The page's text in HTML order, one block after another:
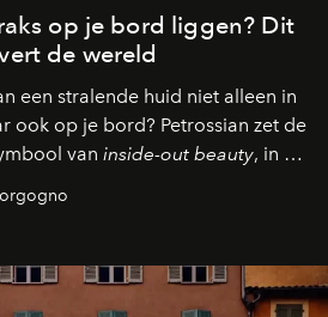
op je bord liggen? Dit
de wereld
een stralende huid niet alleen in
ook op je bord? Petrossian zet de
van inside-out beauty, in de
creaties.